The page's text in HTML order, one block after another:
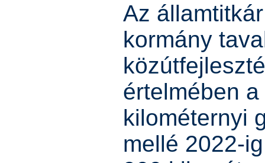
Az
kormány
értelmében
kilométernyi
mellé 2022-